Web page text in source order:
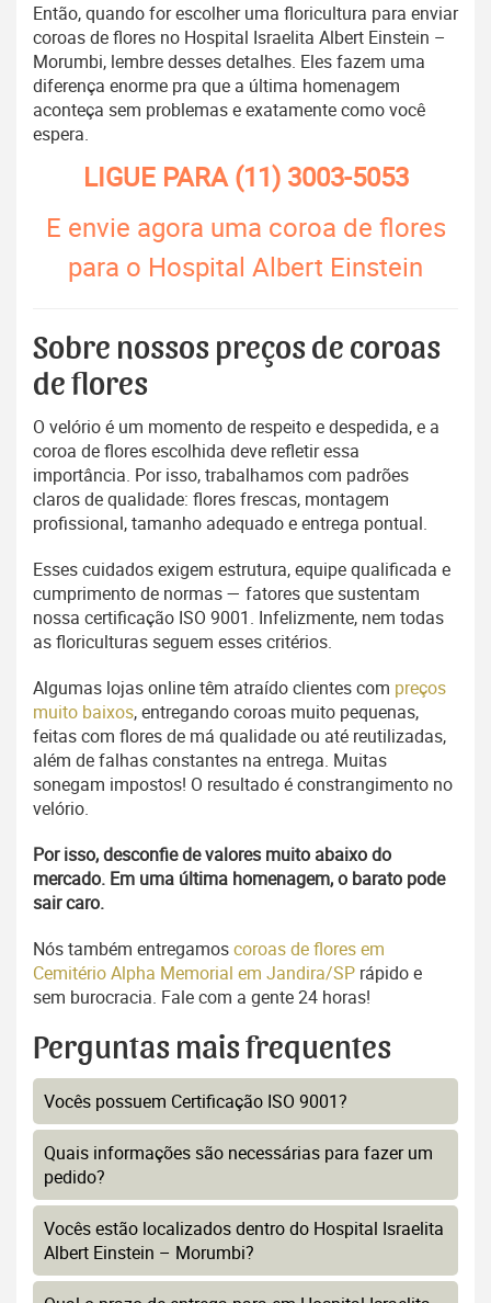
Então, quando for escolher uma floricultura para enviar
coroas de flores no Hospital Israelita Albert Einstein –
Morumbi, lembre desses detalhes. Eles fazem uma
diferença enorme pra que a última homenagem
aconteça sem problemas e exatamente como você
espera.
LIGUE PARA(11) 3003-5053
E envie agora uma coroa de flores
para o Hospital Albert Einstein
Sobre nossos preços de coroas
de flores
O velório é um momento de respeito e despedida, e a
coroa de flores escolhida deve refletir essa
importância. Por isso, trabalhamos com padrões
claros de qualidade: flores frescas, montagem
profissional, tamanho adequado e entrega pontual.
Esses cuidados exigem estrutura, equipe qualificada e
cumprimento de normas — fatores que sustentam
nossa certificação ISO 9001. Infelizmente, nem todas
as floriculturas seguem esses critérios.
Algumas lojas online têm atraído clientes com preços
muito baixos, entregando coroas muito pequenas,
feitas com flores de má qualidade ou até reutilizadas,
além de falhas constantes na entrega. Muitas
sonegam impostos! O resultado é constrangimento no
velório.
Por isso, desconfie de valores muito abaixo do
mercado. Em uma última homenagem, o barato pode
sair caro.
Nós também entregamoscoroas de flores em
Cemitério Alpha Memorial em Jandira/SP rápido e
sem burocracia. Fale com a gente 24 horas!
Perguntas mais frequentes
Vocês possuem Certificação ISO 9001?
Quais informações são necessárias para fazer um
pedido?
Vocês estão localizados dentro do Hospital Israelita
Albert Einstein – Morumbi?